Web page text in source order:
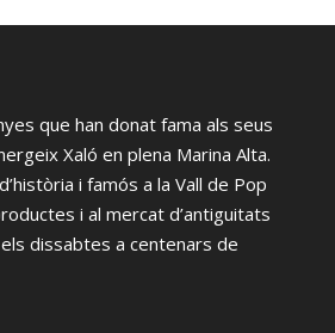
que han donat fama als seus
Xaló en plena Marina Alta.
i famós a la Vall de Pop
i al mercat d’antiguitats
dissabtes a centenars de